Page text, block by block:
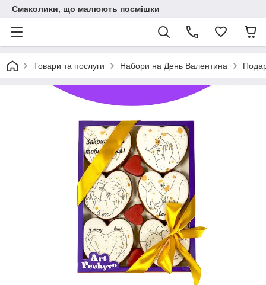
Смаколики, що малюють посмішки
Товари та послуги Набори на День Валентина